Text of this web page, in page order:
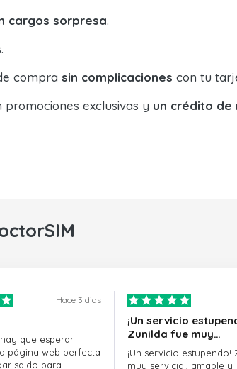
cargos sorpresa.
compra sin complicaciones con tu
exclusivas y un crédito de
Hace 3 dias
que esperar
página web perfecta
saldo para
¡Un servicio
Zunilda fue muy…
¡Un servicio estupendo!
muy servicial, amable y